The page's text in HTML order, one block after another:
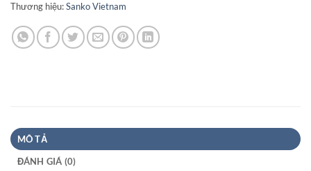
Thương hiệu:Sanko Vietnam
MÔ TẢ
ĐÁNH GIÁ (0)